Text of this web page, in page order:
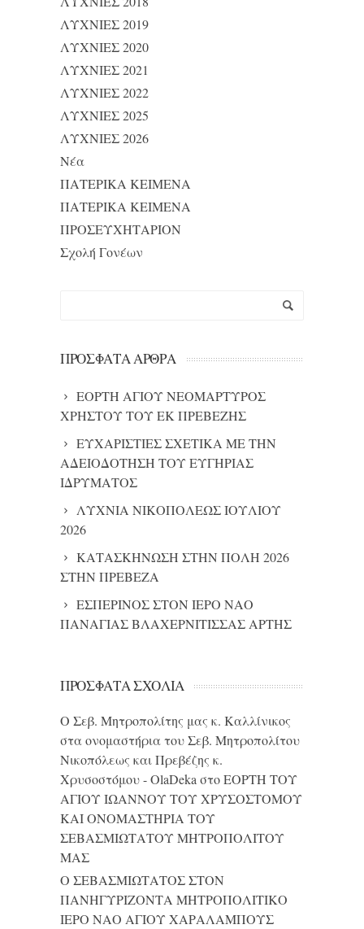
ΛΥΧΝΙΕΣ 2019
ΛΥΧΝΙΕΣ 2020
ΛΥΧΝΙΕΣ 2021
ΛΥΧΝΙΕΣ 2022
ΛΥΧΝΙΕΣ 2025
ΛΥΧΝΙΕΣ 2026
Νέα
ΠΑΤΕΡΙΚΑ ΚΕΙΜΕΝΑ
ΠΑΤΕΡΙΚΑ ΚΕΙΜΕΝΑ
ΠΡΟΣΕΥΧΗΤΑΡΙΟΝ
Σχολή Γονέων
ΠΡΌΣΦΑΤΑ ΆΡΘΡΑ
ΕΟΡΤΗ ΑΓΙΟΥ ΝΕΟΜΑΡΤΥΡΟΣ
ΧΡΗΣΤΟΥ ΤΟΥ ΕΚ ΠΡΕΒΕΖΗΣ
ΕΥΧΑΡΙΣΤΙΕΣ ΣΧΕΤΙΚΑ ΜΕ ΤΗΝ
ΑΔΕΙΟΔΟΤΗΣΗ ΤΟΥ ΕΥΓΗΡΙΑΣ
ΙΔΡΥΜΑΤΟΣ
ΛΥΧΝΙΑ ΝΙΚΟΠΟΛΕΩΣ ΙΟΥΛΙΟΥ
2026
ΚΑΤΑΣΚΗΝΩΣΗ ΣΤΗΝ ΠΟΛΗ 2026
ΣΤΗΝ ΠΡΕΒΕΖΑ
ΕΣΠΕΡΙΝΟΣ ΣΤΟΝ ΙΕΡΟ ΝΑΟ
ΠΑΝΑΓΙΑΣ ΒΛΑΧΕΡΝΙΤΙΣΣΑΣ ΑΡΤΗΣ
ΠΡΌΣΦΑΤΑ ΣΧΌΛΙΑ
Ο Σεβ. Μητροπολίτης μας κ. Καλλίνικος
στα ονομαστήρια του Σεβ. Μητροπολίτου
Νικοπόλεως και Πρεβέζης κ.
Χρυσοστόμου - OlaDekaστοΕΟΡΤΗ ΤΟΥ
ΑΓΙΟΥ ΙΩΑΝΝΟΥ ΤΟΥ ΧΡΥΣΟΣΤΟΜΟΥ
ΚΑΙ ONΟΜΑΣΤΗΡΙΑ ΤΟΥ
ΣΕΒΑΣΜΙΩΤΑΤΟΥ ΜΗΤΡΟΠΟΛΙΤΟΥ
ΜΑΣ
Ο ΣΕΒΑΣΜΙΩΤΑΤΟΣ ΣΤΟΝ
ΠΑΝΗΓΥΡΙΖΟΝΤΑ ΜΗΤΡΟΠΟΛΙΤΙΚΟ
ΙΕΡΟ ΝΑΟ ΑΓΙΟΥ ΧΑΡΑΛΑΜΠΟΥΣ